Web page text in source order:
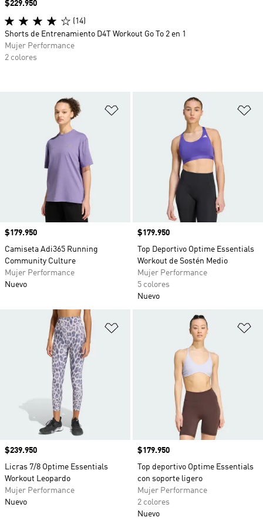
Añadir a la lista de deseos
Precio
$179.950
Camiseta Adi365 Running
Community Culture
Mujer Performance
Nuevo
Precio
$179.950
Top Deportivo Optime Essentials
Workout de Sostén Medio
Mujer Performance
5 colores
Nuevo
Añadir a la lista de deseos
Precio
$239.950
Licras 7/8 Optime Essentials
Workout Leopardo
Mujer Performance
Nuevo
Precio
$179.950
Top deportivo Optime Essentials
con soporte ligero
Mujer Performance
2 colores
Nuevo
Precio
$229.950
(14)
Shorts de Entrenamiento D4T Workout Go To 2 en 1
Mujer Performance
2 colores